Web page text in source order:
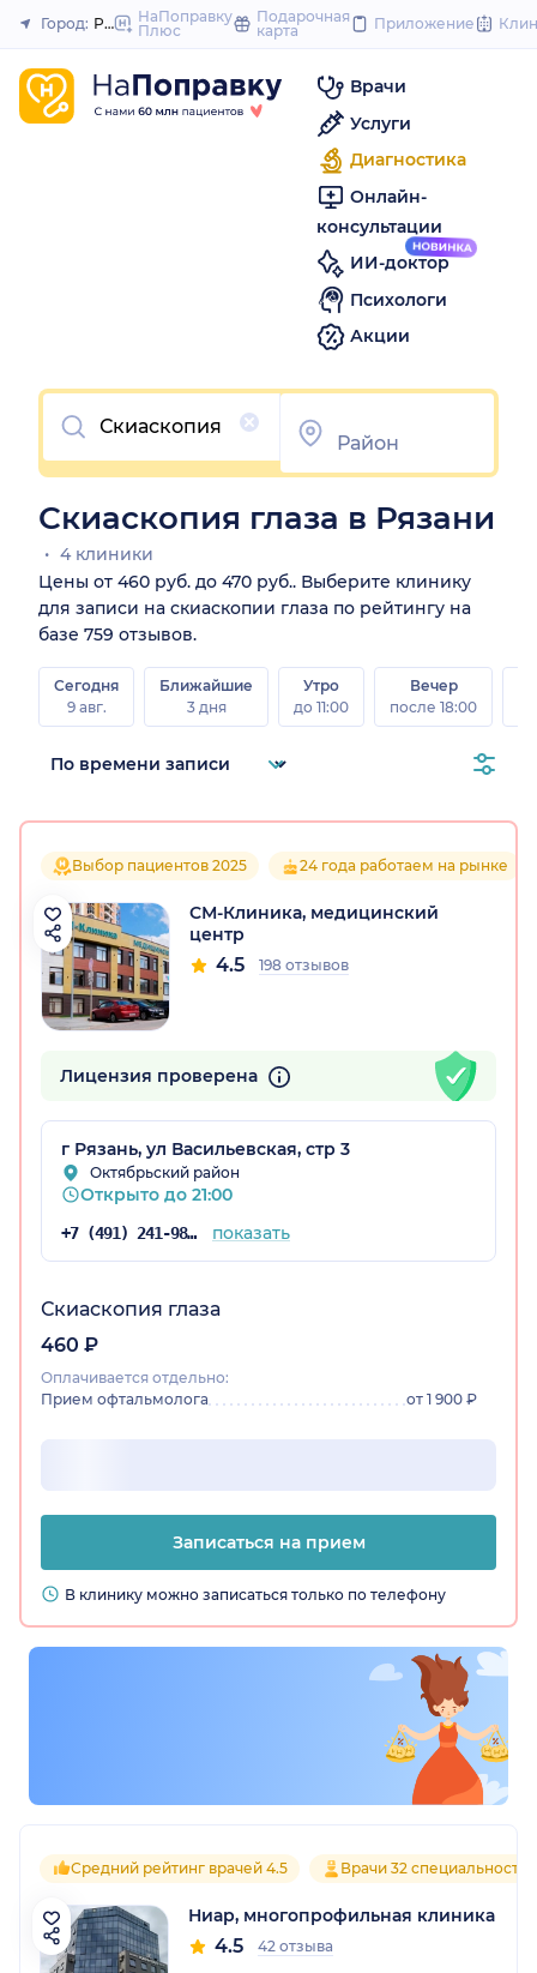
to
Закрыть
Город: РязаньНаПоправку
Плюс
Подарочная
карта
Приложение
Врачи
Услуги
Диагностика
Онлайн-
консультации
ИИ-доктор
Психологи
Акции
Очистить
Скиаскопия глаза в Рязани
4 клиники
Цены от 460 руб. до 470 руб.. Выберите клинику
для записи на скиаскопии глаза по рейтингу на
базе 759 отзывов.
Сегодня
9 авг.
Ближайшие
3 дня
Утро
до 11:00
Вечер
после 18:00
Выбор пациентов 2025 24 года работаем на рынке
СМ-Клиника, медицинский
центр
4.5 198 отзывов
Лицензия проверена
г Рязань, ул Васильевская, стр 3
Октябрьский район
Открыто до 21:00
+7 (491) 241-98-46 показать
Скиаскопия глаза
460 ₽
Оплачивается отдельно:
Прием офтальмолога
от 1 900 ₽
Записаться на прием
В клинику можно записаться только по телефону
Средний рейтинг врачей 4.5 Врачи 32 специальностей
Ниар, многопрофильная клиника
4.5 42 отзыва